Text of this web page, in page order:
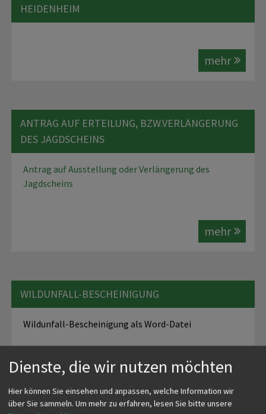
HEIDENHEIM
mehr
ANTRAG AUF ERTEILUNG, BZW.VERLÄNGERUNG
DES JAGDSCHEINS
Antrag auf Ausstellung oder Verlängerung des
Jagdscheins
mehr
WILDUNFALL-BESCHEINIGUNG
Wildunfall-Bescheinigung als Word-Datei
mehr
Dienste, die wir nutzen möchten
Hier können Sie einsehen und anpassen, welche Information wir
über Sie sammeln. Um mehr zu erfahren, lesen Sie bitte unsere